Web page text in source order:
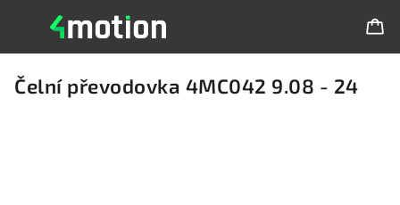
Čelní převodovka 4MC042 9.08 - 24